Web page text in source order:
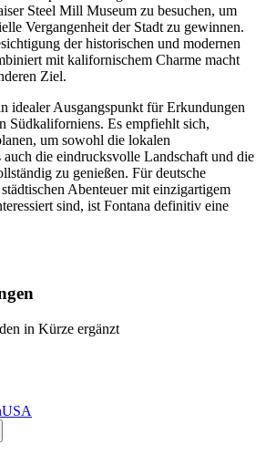
Steel Mill Museum zu besuchen, um
Vergangenheit der Stadt zu gewinnen.
der historischen und modernen
mit kalifornischem Charme macht
Ziel.
idealer Ausgangspunkt für Erkundungen
Südkaliforniens. Es empfiehlt sich,
um sowohl die lokalen
auch die eindrucksvolle Landschaft und die
zu genießen. Für deutsche
Abenteuer mit einzigartigem
sind, ist Fontana definitiv eine
in Kürze ergänzt
USA